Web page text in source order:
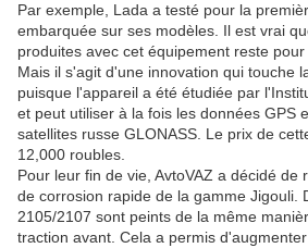
Par exemple, Lada a testé pour la
embarquée sur ses modèles. Il est vrai
produites avec cet équipement reste pour
Mais il s'agit d'une innovation qui touche
puisque l'appareil a été étudiée par
et peut utiliser à la fois les données GPS
satellites russe GLONASS. Le prix de
12,000 roubles.
Pour leur fin de vie, AvtoVAZ a décidé de
de corrosion rapide de la gamme Jigouli.
2105/2107 sont peints de la même
traction avant. Cela a permis